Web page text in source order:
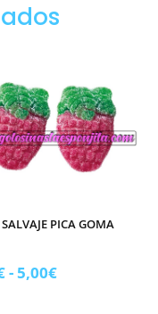
SALVAJE PICA GOMA
-5,00€Rango